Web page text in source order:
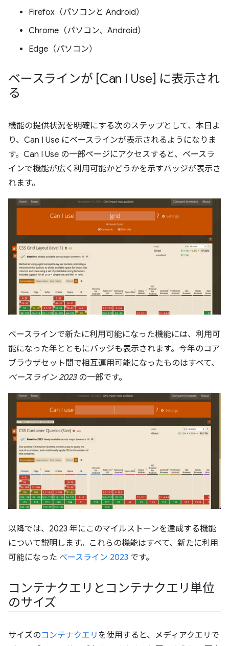
Firefox（パソコンと Android）
Chrome（パソコン、Android）
Edge（パソコン）
ベースラインが [Can I Use] に表示され
る
機能の提供状況を明確にする次のステップとして、本日よ
り、Can I Use にベースラインが表示されるようになりま
す。Can I Use の一部ページにアクセスすると、ベースラ
インで機能が広く利用可能かどうかを示すバッジが表示さ
れます。
ベースラインで新たに利用可能になった機能には、利用可
能になった年とともにバッジも表示されます。今年のコア
ブラウザセット間で相互運用可能になったものはすべて、
ベースライン 2023の一部です。
以降では、2023 年にこのマイルストーンを達成する機能
について説明します。これらの機能はすべて、新たに利用
可能になった ベースライン 2023 です。
コンテナクエリとコンテナクエリ単位
のサイズ
サイズのコンテナクエリ を使用すると、メディアクエリで